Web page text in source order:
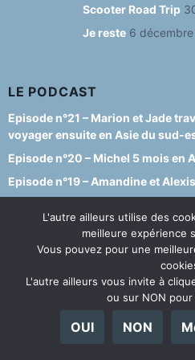
o
k
Scooter Road Trip
Je reste 6
LE PODCAST
Episode n°21 – Marion et Jade
voyager ensuite en Asie du sud-
Episode n°20 – Michel 5 mois en
Episode n°19 – Amandine et
septembre 2022
Episode n°17 – Marie et Pascal –
Episode n°16 – Soline et Robin –
29 janvier 2022
Episode n°15 – Soline et Robin –
L'autre ailleurs utilise des
meilleure expérience
Vous pouvez pour une
L'autre ailleurs vous invite à
ou sur NON
OUI NON